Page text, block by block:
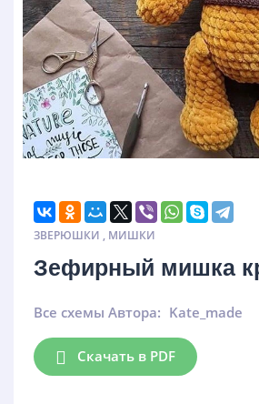
ЗВЕРЮШКИ , МИШКИ
Зефирный мишка
Все схемы Автора: Kate_made
Скачать в PDF